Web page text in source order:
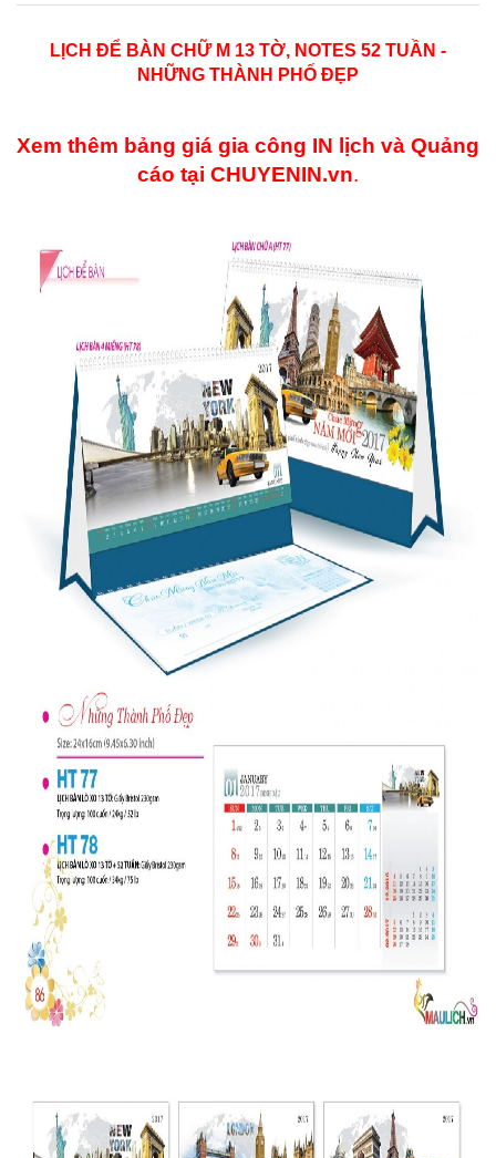
LỊCH ĐỂ BÀN CHỮ M 13 TỜ, NOTES 52 TUẦN -
NHỮNG THÀNH PHỐ ĐẸP
Xem thêm bảng giá gia công IN lịch và Quảng
cáo tại CHUYENIN.vn.